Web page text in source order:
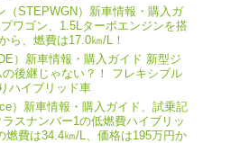
（STEPWGN）新車情報・購入ガ
ワゴン、1.5Lターボエンジンを搭
ら、燃費は17.0㎞/L！
）新車情報・購入ガイド 新型ジ
後継じゃない？！ フレキシブル
ハイブリッド車
）新車情報・購入ガイド、試乗記
スナンバー1の低燃費ハイブリッ
燃費は34.4㎞/L、価格は195万円か